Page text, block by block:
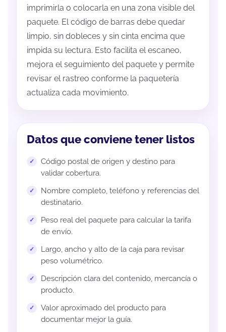
imprimirla o colocarla en una zona visible del
paquete. El código de barras debe quedar
limpio, sin dobleces y sin cinta encima que
impida su lectura. Esto facilita el escaneo,
mejora el seguimiento del paquete y permite
revisar el rastreo conforme la paquetería
actualiza cada movimiento.
Datos que conviene tener listos
Código postal de origen y destino para
validar cobertura.
Nombre completo, teléfono y referencias del
destinatario.
Peso real del paquete para calcular la tarifa
de envío.
Largo, ancho y alto de la caja para revisar
peso volumétrico.
Descripción clara del contenido, mercancía o
producto.
Valor aproximado del producto para
documentar mejor la guía.